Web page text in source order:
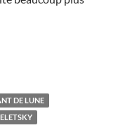
la comète qui a
DE LUNE